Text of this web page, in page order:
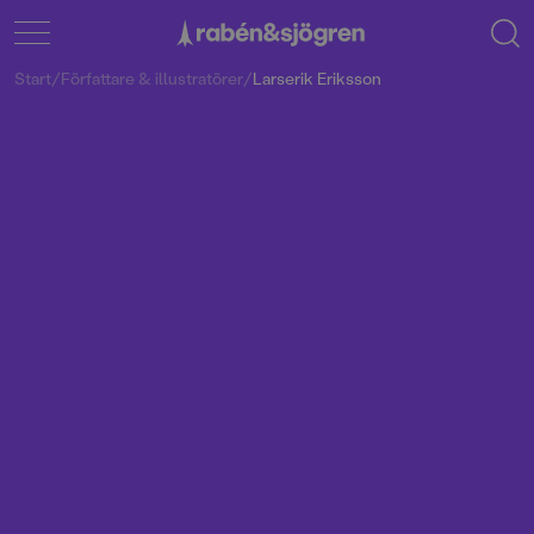
Start/Författare & illustratörer/Larserik Eriksson